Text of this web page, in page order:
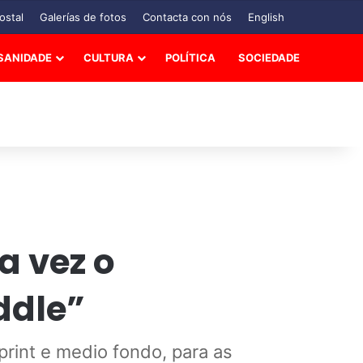
Galerías de fotos Contacta con nós English
CULTURA POLÍTICA SOCIEDADE
vez o
e medio fondo, para as